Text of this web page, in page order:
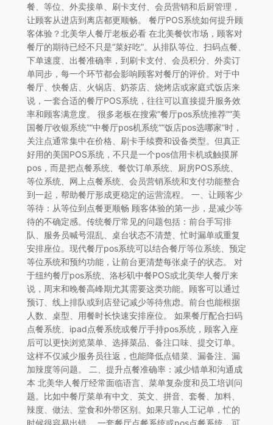
餐、等位、外卖接单、刷卡支付、会员营销和后厨管理，
让顾客从进店到离店都更顺畅。 餐厅POS系统如何提升顾
客体验？北美华人餐厅老板必看 在北美餐饮市场，顾客对
餐厅的期待已经不只是“菜好吃”。从排队等位、扫码点餐、
下单速度、出餐准确率，到刷卡支付、会员积分、外卖订
单同步，每一个环节都会影响顾客对餐厅的评价。对于中
餐厅、快餐店、火锅店、奶茶店、烧烤店或家庭式饭店来
说，一套合适的餐厅POS系统，往往可以直接提升服务效
率和顾客满意度。 很多老板在搜索“餐厅pos系统推荐”“美
国餐厅收银系统”“中餐厅pos机系统”“饭店pos选哪家”时，
关注点通常集中在价格、刷卡手续费和设备类型。但真正
好用的美国POS系统，不只是一个pos信用卡机或触摸屏
pos，而是把点餐系统、餐饮订单系统、厨房POS系统、
等位系统、网上点餐系统、会员营销系统和支付功能整合
到一起，帮助餐厅形成更稳定的运营流程。 一、让顾客少
等待：从等位到点餐更顺畅 顾客体验的第一步，是减少等
待的不确定感。传统餐厅常见的问题包括：前台手写排
队、服务员喊号混乱、桌台状态不清楚、忙时漏单或重复
安排座位。现代餐厅pos系统可以结合餐厅等位系统、预定
等位系统和预约功能，让前台更清楚每张桌子的状态。 对
于纽约餐厅pos系统、洛杉矶中餐POS或北美华人餐厅来
说，周末和晚餐高峰期尤其需要这类功能。顾客可以通过
预订、线上排队或到店登记减少等待焦虑。前台也能根据
人数、桌型、用餐时长快速安排座位。 如果餐厅配合扫码
点餐系统、ipad点餐系统或餐厅手持pos系统，顾客入座
后可以更快浏览菜单、选择菜品、备注口味、提交订单。
这样不仅减少服务员往返，也能降低点错菜、漏备注、漏
加辣度等问题。 二、提升点餐准确率：减少错单和沟通成
本 北美华人餐厅经常面临语言、菜单复杂度和员工培训问
题。比如中餐厅菜单有中文、英文、拼音、套餐、加料、
辣度、做法、堂食和外带区别。如果只靠人工记单，忙的
时候很容易出错。 一套餐厅点餐系统或pos点餐系统，可